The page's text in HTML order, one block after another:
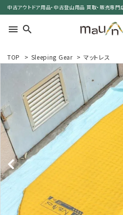
中古アウトドア用品・中古登山用品 買取・販売専
menu search
カテゴリーで選ぶ
サイズで選ぶ
特集で選ぶ
価格で選ぶ
買取案内
TOP > Sleeping Gear > マットレス